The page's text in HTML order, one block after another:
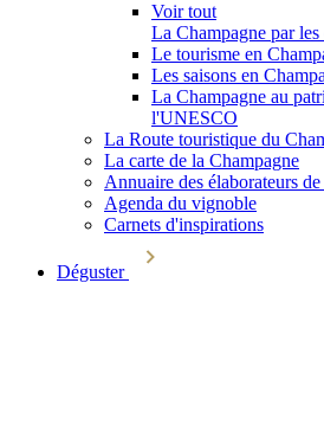
Voir tout
La Champagne par
Le tourisme en
Les saisons en
La Champagne au
l'UNESCO
La Route touristique du
La carte de la Champagne
Annuaire des élaborateurs
Agenda du vignoble
Carnets d'inspirations
Déguster